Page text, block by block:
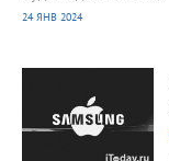
24 ЯНВ 2024